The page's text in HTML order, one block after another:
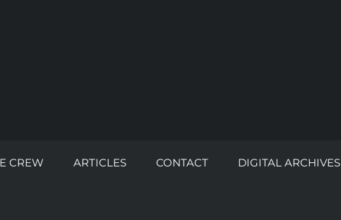
CREW ARTICLES CONTACT DIGITAL ARCHIVES